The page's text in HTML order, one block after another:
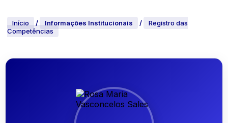
Início / Informações Institucionais /
Registro das
Competências